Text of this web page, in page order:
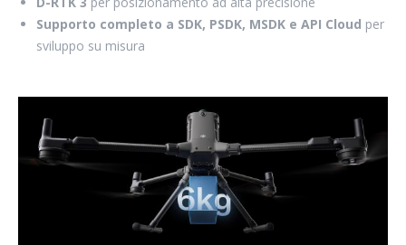
Supporto completo a SDK, PSDK, MSDK e API Cloud per
sviluppo su misura